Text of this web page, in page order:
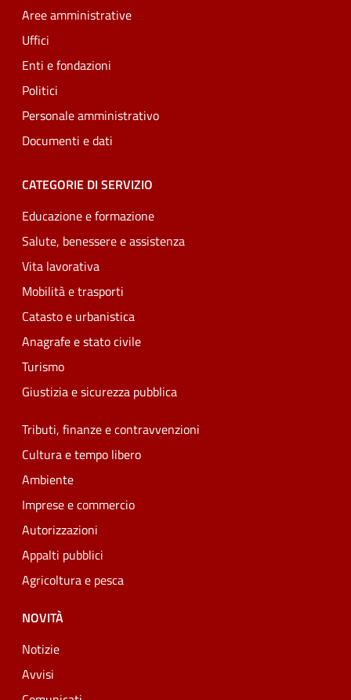
Aree amministrative
Uffici
Enti e fondazioni
Politici
Personale amministrativo
Documenti e dati
CATEGORIE DI SERVIZIO
Educazione e formazione
Salute, benessere e assistenza
Vita lavorativa
Mobilità e trasporti
Catasto e urbanistica
Anagrafe e stato civile
Turismo
Giustizia e sicurezza pubblica
Tributi, finanze e contravvenzioni
Cultura e tempo libero
Ambiente
Imprese e commercio
Autorizzazioni
Appalti pubblici
Agricoltura e pesca
NOVITÀ
Notizie
Avvisi